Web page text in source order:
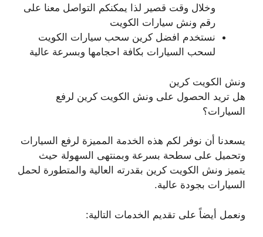
وخلال وقت قصير لذا يمكنكم التواصل معنا على
رقم ونش سيارات الكويت
نستخدم افضل كرين سحب سيارات الكويت
لسحب السيارات بكافة احجامها وبسرعة عالية
ونش الكويت كرين
هل تريد الحصول على ونش الكويت كرين لرفع
السيارات؟
يسعدنا أن نوفر لكم هذه الخدمة المميزة لرفع السيارات
وتحميل على سطحة بسرعة وبمنتهى السهولة حيث
يتميز ونش الكويت كرين بقدرته العالية والمتطورة لحمل
السيارات بجودة عالية.
ونعمل أيضاً على تقديم الخدمات التالية: